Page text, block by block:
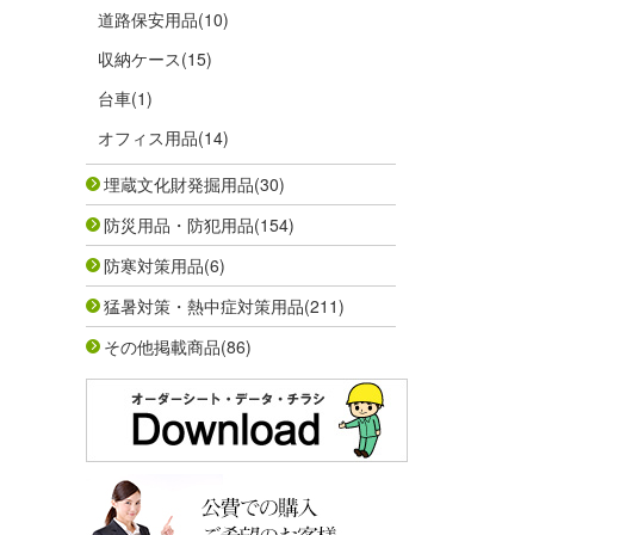
道路保安用品(10)
収納ケース(15)
台車(1)
オフィス用品(14)
埋蔵文化財発掘用品(30)
防災用品・防犯用品(154)
防寒対策用品(6)
猛暑対策・熱中症対策用品(211)
その他掲載商品(86)